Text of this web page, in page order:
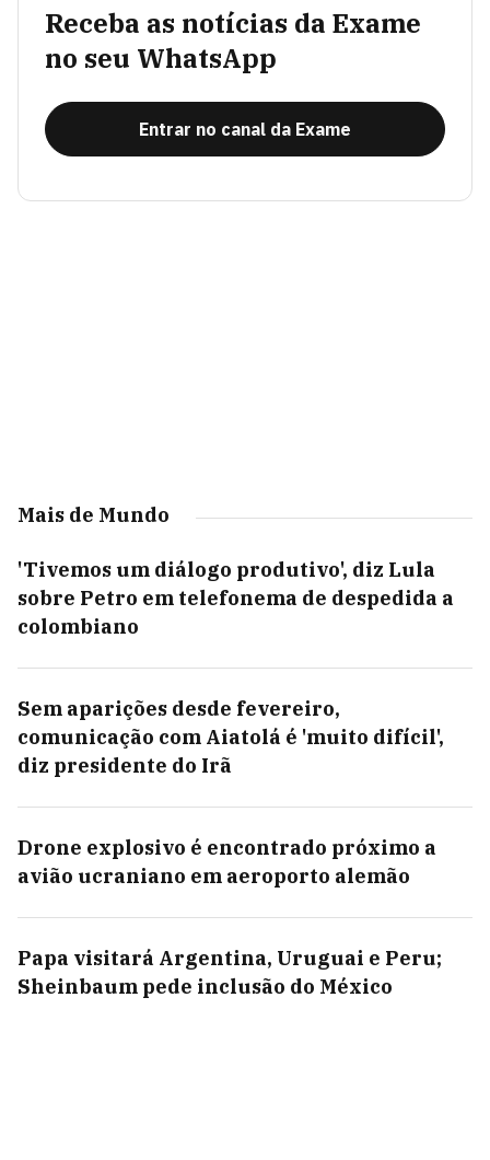
Receba as notícias da Exame
no seu WhatsApp
Entrar no canal da Exame
Mais de Mundo
'Tivemos um diálogo produtivo', diz Lula
sobre Petro em telefonema de despedida a
colombiano
Sem aparições desde fevereiro,
comunicação com Aiatolá é 'muito difícil',
diz presidente do Irã
Drone explosivo é encontrado próximo a
avião ucraniano em aeroporto alemão
Papa visitará Argentina, Uruguai e Peru;
Sheinbaum pede inclusão do México